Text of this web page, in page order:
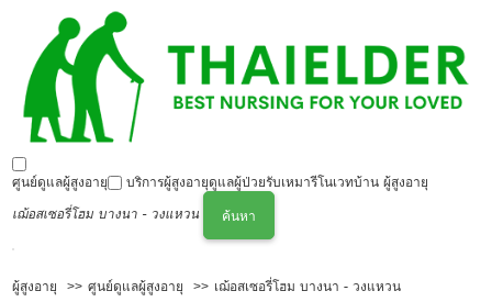
ศูนย์ดูแลผู้สูงอายุ บริการผู้สูงอายุดูแลผู้ป่วยรับเหมารีโนเวทบ้าน ผู้สูงอายุ
เฌ้อสเซอรี่โฮม บางนา - วงแหวน
ค้นหา
ผู้สูงอายุ ศูนย์ดูแลผู้สูงอายุ เฌ้อสเซอรี่โฮม บางนา - วงแหวน